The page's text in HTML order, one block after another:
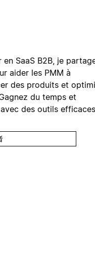
SaaS B2B, je
aider les PMM à
des produits et
du temps et
des outils